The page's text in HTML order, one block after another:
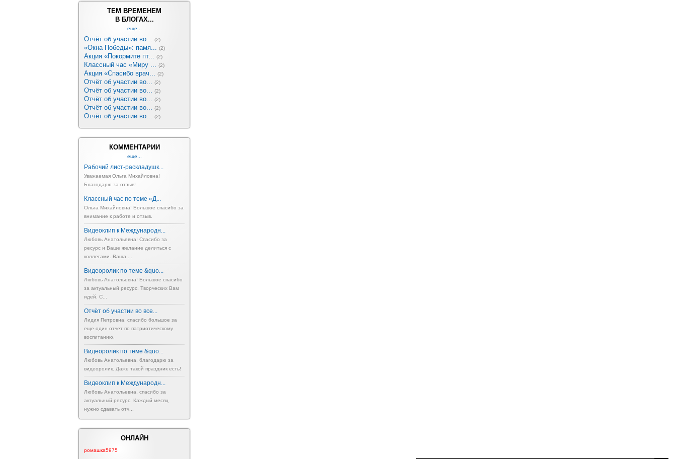
ТЕМ ВРЕМЕНЕМ
В БЛОГАХ...
еще...
Отчёт об участии во... (2)
«Окна Победы»: памя... (2)
Акция «Покормите пт... (2)
Классный час «Миру ... (2)
Акция «Спасибо врач... (2)
Отчёт об участии во... (2)
Отчёт об участии во... (2)
Отчёт об участии во... (2)
Отчёт об участии во... (2)
Отчёт об участии во... (2)
КОММЕНТАРИИ
еще...
Рабочий лист-раскладушк...
Уважаемая Ольга Михайловна!
Благодарю за отзыв!
Классный час по теме «Д...
Ольга Михайловна! Большое спасибо за
внимание к работе и отзыв.
Видеоклип к Международн...
Любовь Анатольевна! Спасибо за
ресурс и Ваше желание делиться с
коллегами. Ваша ...
Видеоролик по теме &quo...
Любовь Анатольевна! Большое спасибо
за актуальный ресурс. Творческих Вам
идей. С...
Отчёт об участии во все...
Лидия Петровна, спасибо большое за
еще один отчет по патриотическому
воспитанию.
Видеоролик по теме &quo...
Любовь Анатольевна, благодарю за
видеоролик. Даже такой праздник есть!
Видеоклип к Международн...
Любовь Анатольевна, спасибо за
актуальный ресурс. Каждый месяц
нужно сдавать отч...
ОНЛАЙН
ромашка5975